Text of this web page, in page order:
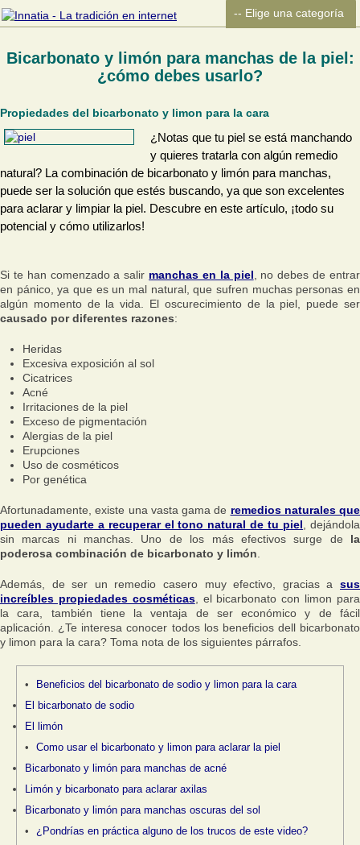
Bicarbonato y limón para manchas de la piel:
¿cómo debes usarlo?
Propiedades del bicarbonato y limon para la cara
¿Notas que tu piel se está manchando
y quieres tratarla con algún remedio
natural? La combinación de bicarbonato y limón para manchas,
puede ser la solución que estés buscando, ya que son excelentes
para aclarar y limpiar la piel. Descubre en este artículo, ¡todo su
potencial y cómo utilizarlos!
Si te han comenzado a salir manchas en la piel , no debes de entrar
en pánico, ya que es un mal natural, que sufren muchas personas en
algún momento de la vida. El oscurecimiento de la piel, puede ser
causado por diferentes razones:
Heridas
Excesiva exposición al sol
Cicatrices
Acné
Irritaciones de la piel
Exceso de pigmentación
Alergias de la piel
Erupciones
Uso de cosméticos
Por genética
Afortunadamente, existe una vasta gama de remedios naturales que
pueden ayudarte a recuperar el tono natural de tu piel , dejándola
sin marcas ni manchas. Uno de los más efectivos surge de la
poderosa combinación de bicarbonato y limón
Además, de ser un remedio casero muy efectivo, gracias a sus
increíbles propiedades cosméticas, el bicarbonato con limon para
la cara, también tiene la ventaja de ser económico y de fácil
aplicación. ¿Te interesa conocer todos los beneficios dell bicarbonato
y limon para la cara? Toma nota de los siguientes párrafos.
Beneficios del bicarbonato de sodio y limon para la cara
El bicarbonato de sodio
El limón
Como usar el bicarbonato y limon para aclarar la piel
Bicarbonato y limón para manchas de acné
Limón y bicarbonato para aclarar axilas
Bicarbonato y limón para manchas oscuras del sol
¿Pondrías en práctica alguno de los trucos de este video?